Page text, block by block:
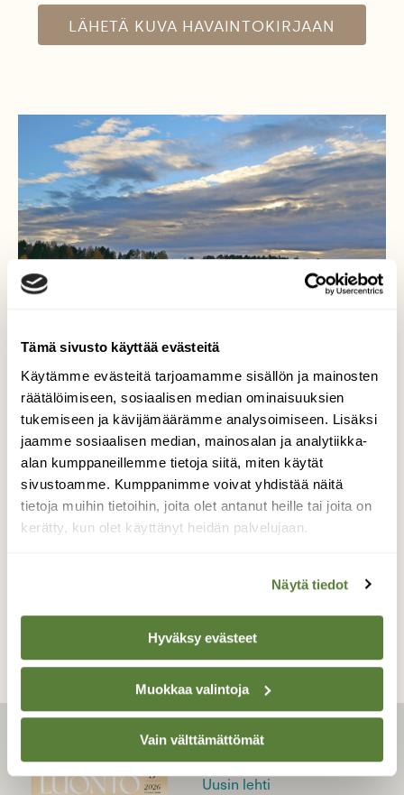
Tämä sivusto käyttää evästeitä
Käytämme evästeitä tarjoamamme sisällön ja mainosten
räätälöimiseen, sosiaalisen median ominaisuuksien
tukemiseen ja kävijämäärämme analysoimiseen. Lisäksi
jaamme sosiaalisen median, mainosalan ja analytiikka-
alan kumppaneillemme tietoja siitä, miten käytät
sivustoamme. Kumppanimme voivat yhdistää näitä
tietoja muihin tietoihin, joita olet antanut heille tai joita on
kerätty, kun olet käyttänyt heidän palvelujaan.
Näytä tiedot
Hyväksy evästeet
Muokkaa valintoja
Vain välttämättömät
LÄHETÄ KUVA HAVAINTOKIRJAAN
Pilvien takana valo
Hetki ennen sadetta
Valokuvaaja: SINIKKA KUJALA, PALTANIEMI
12.10.2024
TAKAISIN LISTAAN
LEHTI
Uusin lehti